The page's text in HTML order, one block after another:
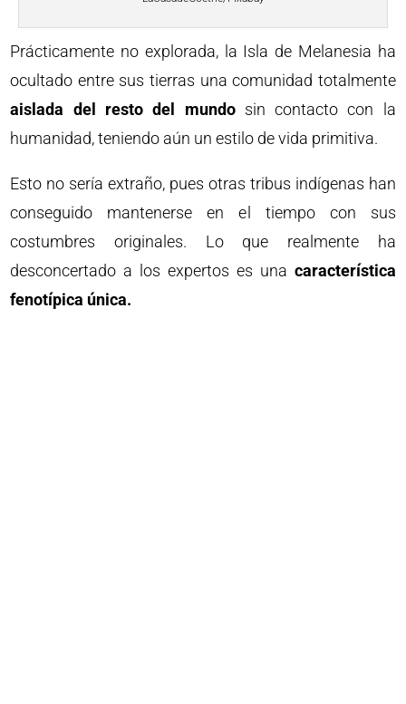
Prácticamente no explorada, la Isla de Melanesia ha
ocultado entre sus tierras una comunidad totalmente
aislada del resto del mundosin contacto con la
humanidad, teniendo aún un estilo de vida primitiva.
Esto no sería extraño, pues otras tribus indígenas han
conseguido mantenerse en el tiempo con sus
costumbres originales. Lo que realmente ha
desconcertado a los expertos es una característica
fenotípica única.